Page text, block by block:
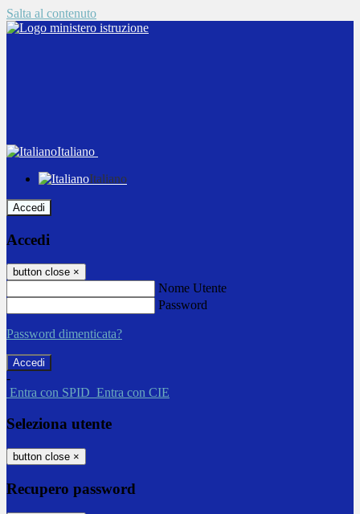
Salta al contenuto
Italiano
Italiano
Accedi
Accedi
button close ×
Nome Utente
Password
Password dimenticata?
-
Entra con SPID Entra con CIE
Seleziona utente
button close ×
Recupero password